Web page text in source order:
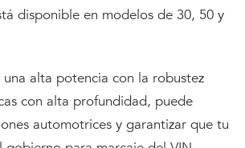
disponible en modelos de 30, 50 y
alta potencia con la robustez
con alta profundidad, puede
automotrices y garantizar que tu